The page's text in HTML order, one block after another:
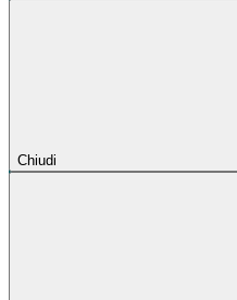
Chiudi